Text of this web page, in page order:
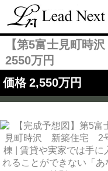
【第5富士見町時
2550万円
価格 2,550万円